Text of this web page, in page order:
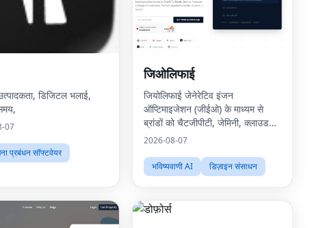
डिजिटल भलाई,
07
प्रबंधन सॉफ्टवेयर
जिओलिफाई
जियोलिफाई जेनेरेटिव इंजन
ऑप्टिमाइजेशन (जीईओ) के माध्यम से
ब्रांडों को चैटजीपीटी, जेमिनी, क्लाउड
और पर्प्लेक्सिटी जैसे एआई खोज प्लेटफार्मों
2026-08-07
भविष्यवाणी AI डिज़ाइन संसाधन